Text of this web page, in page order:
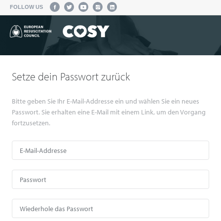
FOLLOW US
Setze dein Passwort zurück
Bitte geben Sie Ihr E-Mail-Addresse ein und wählen Sie ein neues
Passwort. Sie erhalten eine E-Mail mit einem Link, um den Vorgang
fortzusetzen.